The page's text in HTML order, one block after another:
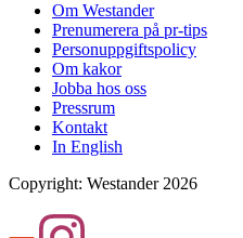
Om Westander
Prenumerera på pr-tips
Personuppgiftspolicy
Om kakor
Jobba hos oss
Pressrum
Kontakt
In English
Copyright: Westander 2026